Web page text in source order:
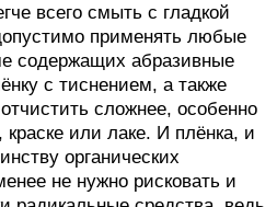
всего смыть с гладкой
применять любые
содержащих абразивные
с тиснением, а также
сложнее, особенно
или лаке. И плёнка, и
органических
не нужно рисковать и